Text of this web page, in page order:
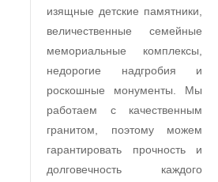
изящные детские памятники,
величественные семейные
мемориальные комплексы,
недорогие надгробия и
роскошные монументы. Мы
работаем с качественным
гранитом, поэтому можем
гарантировать прочность и
долговечность каждого